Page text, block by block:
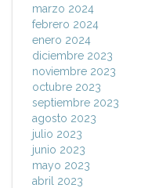
marzo 2024
febrero 2024
enero 2024
diciembre 2023
noviembre 2023
octubre 2023
septiembre 2023
agosto 2023
julio 2023
junio 2023
mayo 2023
abril 2023